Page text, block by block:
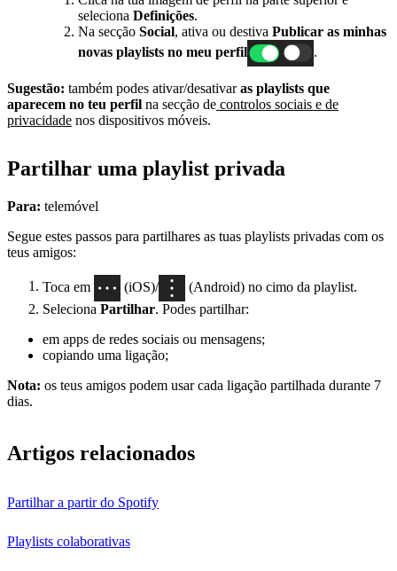
seleciona Definições.
Na secção Social, ativa ou destiva Publicar as minhas
novas playlists no meu perfil
.
Sugestão: também podes ativar/desativaras playlists que
aparecem no teu perfil na secção de controlos sociais e de
privacidade nos dispositivos móveis.
Partilhar uma playlist privada
Para: telemóvel
Segue estes passos para partilhares as tuas playlists privadas com os
teus amigos:
Toca em (iOS)/
(Android) no cimo da playlist.
Seleciona Partilhar. Podes partilhar:
em apps de redes sociais ou mensagens;
copiando uma ligação;
Nota: os teus amigos podem usar cada ligação partilhada durante 7
dias.
Artigos relacionados
Partilhar a partir do Spotify
Playlists colaborativas